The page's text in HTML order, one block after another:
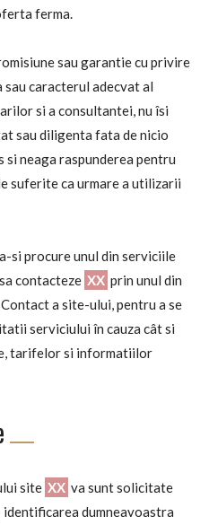
ferma.
sau garantie cu privire
caracterul adecvat al
si a consultantei, nu îsi
sau diligenta fata de nicio
si neaga raspunderea pentru
suferite ca urmare a utilizarii
si procure unul din serviciile
contacteze XX prin unul din
a site-ului, pentru a se
serviciului în cauza cât si
tarifelor si informatiilor
site XX va sunt solicitate
dumneavoastra